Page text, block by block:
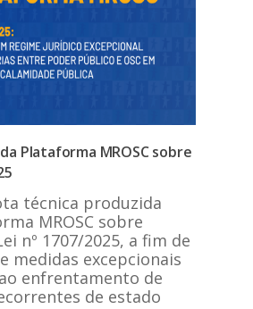
Plataforma MROSC sobre
técnica produzida
MROSC sobre
nº 1707/2025, a fim de
medidas excepcionais
enfrentamento de
de estado